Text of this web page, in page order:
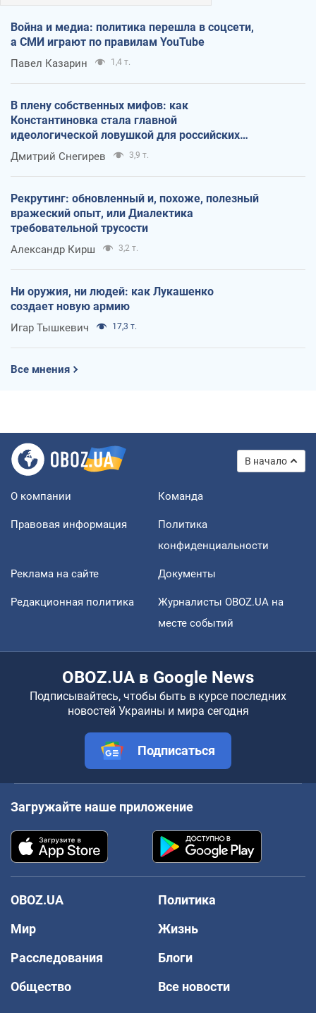
Война и медиа: политика перешла в соцсети,
а СМИ играют по правилам YouTube
Павел Казарин 1,4 т.
В плену собственных мифов: как
Константиновка стала главной
идеологической ловушкой для российских
оккупантов
Дмитрий Снегирев 3,9 т.
Рекрутинг: обновленный и, похоже, полезный
вражеский опыт, или Диалектика
требовательной трусости
Александр Кирш 3,2 т.
Ни оружия, ни людей: как Лукашенко
создает новую армию
Игар Тышкевич 17,3 т.
Все мнения
В начало
О компании Команда
Правовая информация
Политика
конфиденциальности
Реклама на сайте Документы
Редакционная политика
Журналисты OBOZ.UA на
месте событий
OBOZ.UA в Google News
Подписывайтесь, чтобы быть в курсе последних
новостей Украины и мира сегодня
Подписаться
Загружайте наше приложение
OBOZ.UA
Политика
Мир
Жизнь
Расследования
Блоги
Общество
Все новости